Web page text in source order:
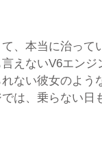
、本当に治っ
えないV6エン
ない彼女のよ
は、乗らない日